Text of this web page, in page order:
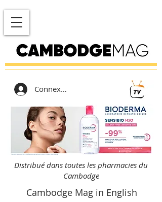
Connexion
Distribué dans toutes les pharmacies du
Cambodge
Cambodge Mag in English